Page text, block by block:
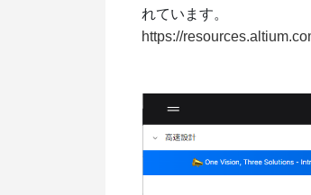
れています。
https://